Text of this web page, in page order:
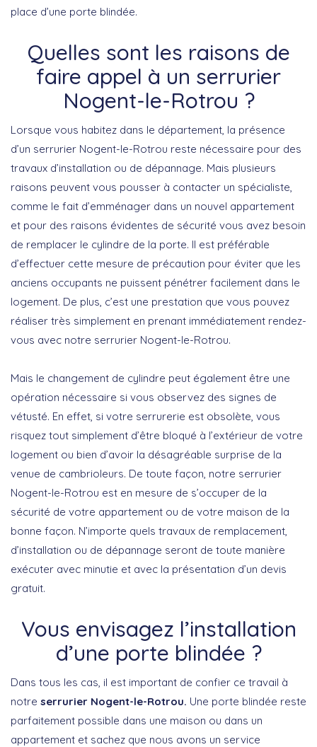
place d’une porte blindée.
Quelles sont les raisons de
faire appel à un serrurier
Nogent-le-Rotrou ?
Lorsque vous habitez dans le département, la présence
d’un serrurier Nogent-le-Rotrou reste nécessaire pour des
travaux d’installation ou de dépannage. Mais plusieurs
raisons peuvent vous pousser à contacter un spécialiste,
comme le fait d’emménager dans un nouvel appartement
et pour des raisons évidentes de sécurité vous avez besoin
de remplacer le cylindre de la porte. Il est préférable
d’effectuer cette mesure de précaution pour éviter que les
anciens occupants ne puissent pénétrer facilement dans le
logement. De plus, c’est une prestation que vous pouvez
réaliser très simplement en prenant immédiatement rendez-
vous avec notre serrurier Nogent-le-Rotrou.
Mais le changement de cylindre peut également être une
opération nécessaire si vous observez des signes de
vétusté. En effet, si votre serrurerie est obsolète, vous
risquez tout simplement d’être bloqué à l’extérieur de votre
logement ou bien d’avoir la désagréable surprise de la
venue de cambrioleurs. De toute façon, notre serrurier
Nogent-le-Rotrou est en mesure de s’occuper de la
sécurité de votre appartement ou de votre maison de la
bonne façon. N’importe quels travaux de remplacement,
d’installation ou de dépannage seront de toute manière
exécuter avec minutie et avec la présentation d’un devis
gratuit.
Vous envisagez l’installation
d’une porte blindée ?
Dans tous les cas, il est important de confier ce travail à
notre serrurier Nogent-le-Rotrou. Une porte blindée reste
parfaitement possible dans une maison ou dans un
appartement et sachez que nous avons un service